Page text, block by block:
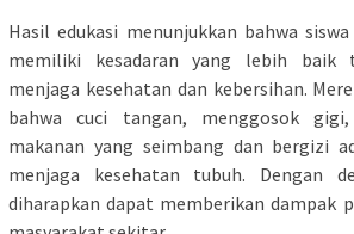
Hasil edukasi menunjukkan bahwa
memiliki kesadaran yang lebih baik
menjaga kesehatan dan kebersihan.
bahwa cuci tangan, menggosok
makanan yang seimbang dan bergizi
menjaga kesehatan tubuh. Dengan
diharapkan dapat memberikan dampak